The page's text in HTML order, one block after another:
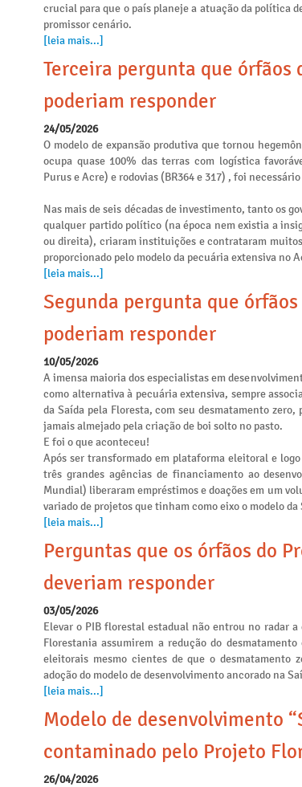
crucial para que o país planeje a atuação da política
promissor cenário.
[leia mais...]
Terceira pergunta que órfãos
poderiam responder
24/05/2026
O modelo de expansão produtiva que tornou
ocupa quase 100% das terras com logística
Purus e Acre) e rodovias (BR364 e 317) , foi
Nas mais de seis décadas de investimento, tanto os
qualquer partido político (na época nem existia a
ou direita), criaram instituições e contrataram
proporcionado pelo modelo da pecuária extensiva no
[leia mais...]
Segunda pergunta que
poderiam responder
10/05/2026
A imensa maioria dos especialistas em
como alternativa à pecuária extensiva, sempre
da Saída pela Floresta, com seu desmatamento
jamais almejado pela criação de boi solto no pasto.
E foi o que aconteceu!
Após ser transformado em plataforma eleitoral e
três grandes agências de financiamento ao
Mundial) liberaram empréstimos e doações em um
variado de projetos que tinham como eixo o modelo da
[leia mais...]
Perguntas que os órfãos do
deveriam responder
03/05/2026
Elevar o PIB florestal estadual não entrou no radar
Florestania assumirem a redução do
eleitorais mesmo cientes de que o desmatamento
adoção do modelo de desenvolvimento ancorado na
[leia mais...]
Modelo de desenvolvimento
contaminado pelo Projeto
26/04/2026